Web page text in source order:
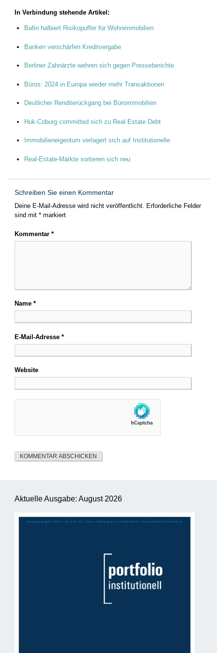
In Verbindung stehende Artikel:
Bafin halbiert Risikopuffer für Wohnimmobilien
Banken verschärfen Kreditvergabe
Berliner Zahnärzte wehren sich gegen Presseberichte
Büros: 2024 in Europa wieder mehr Transaktionen
Deutlicher Renditerückgang bei Büroimmobilien
Huk-Coburg committed sich zu Real Estate Debt
Immobilieneigentum verlagert sich auf Institutionelle
Real-Estate-Märkte sortieren sich neu
Schreiben Sie einen Kommentar
Deine E-Mail-Adresse wird nicht veröffentlicht. Erforderliche Felder
sind mit * markiert
Kommentar *
Name *
E-Mail-Adresse *
Website
Aktuelle Ausgabe: August 2026